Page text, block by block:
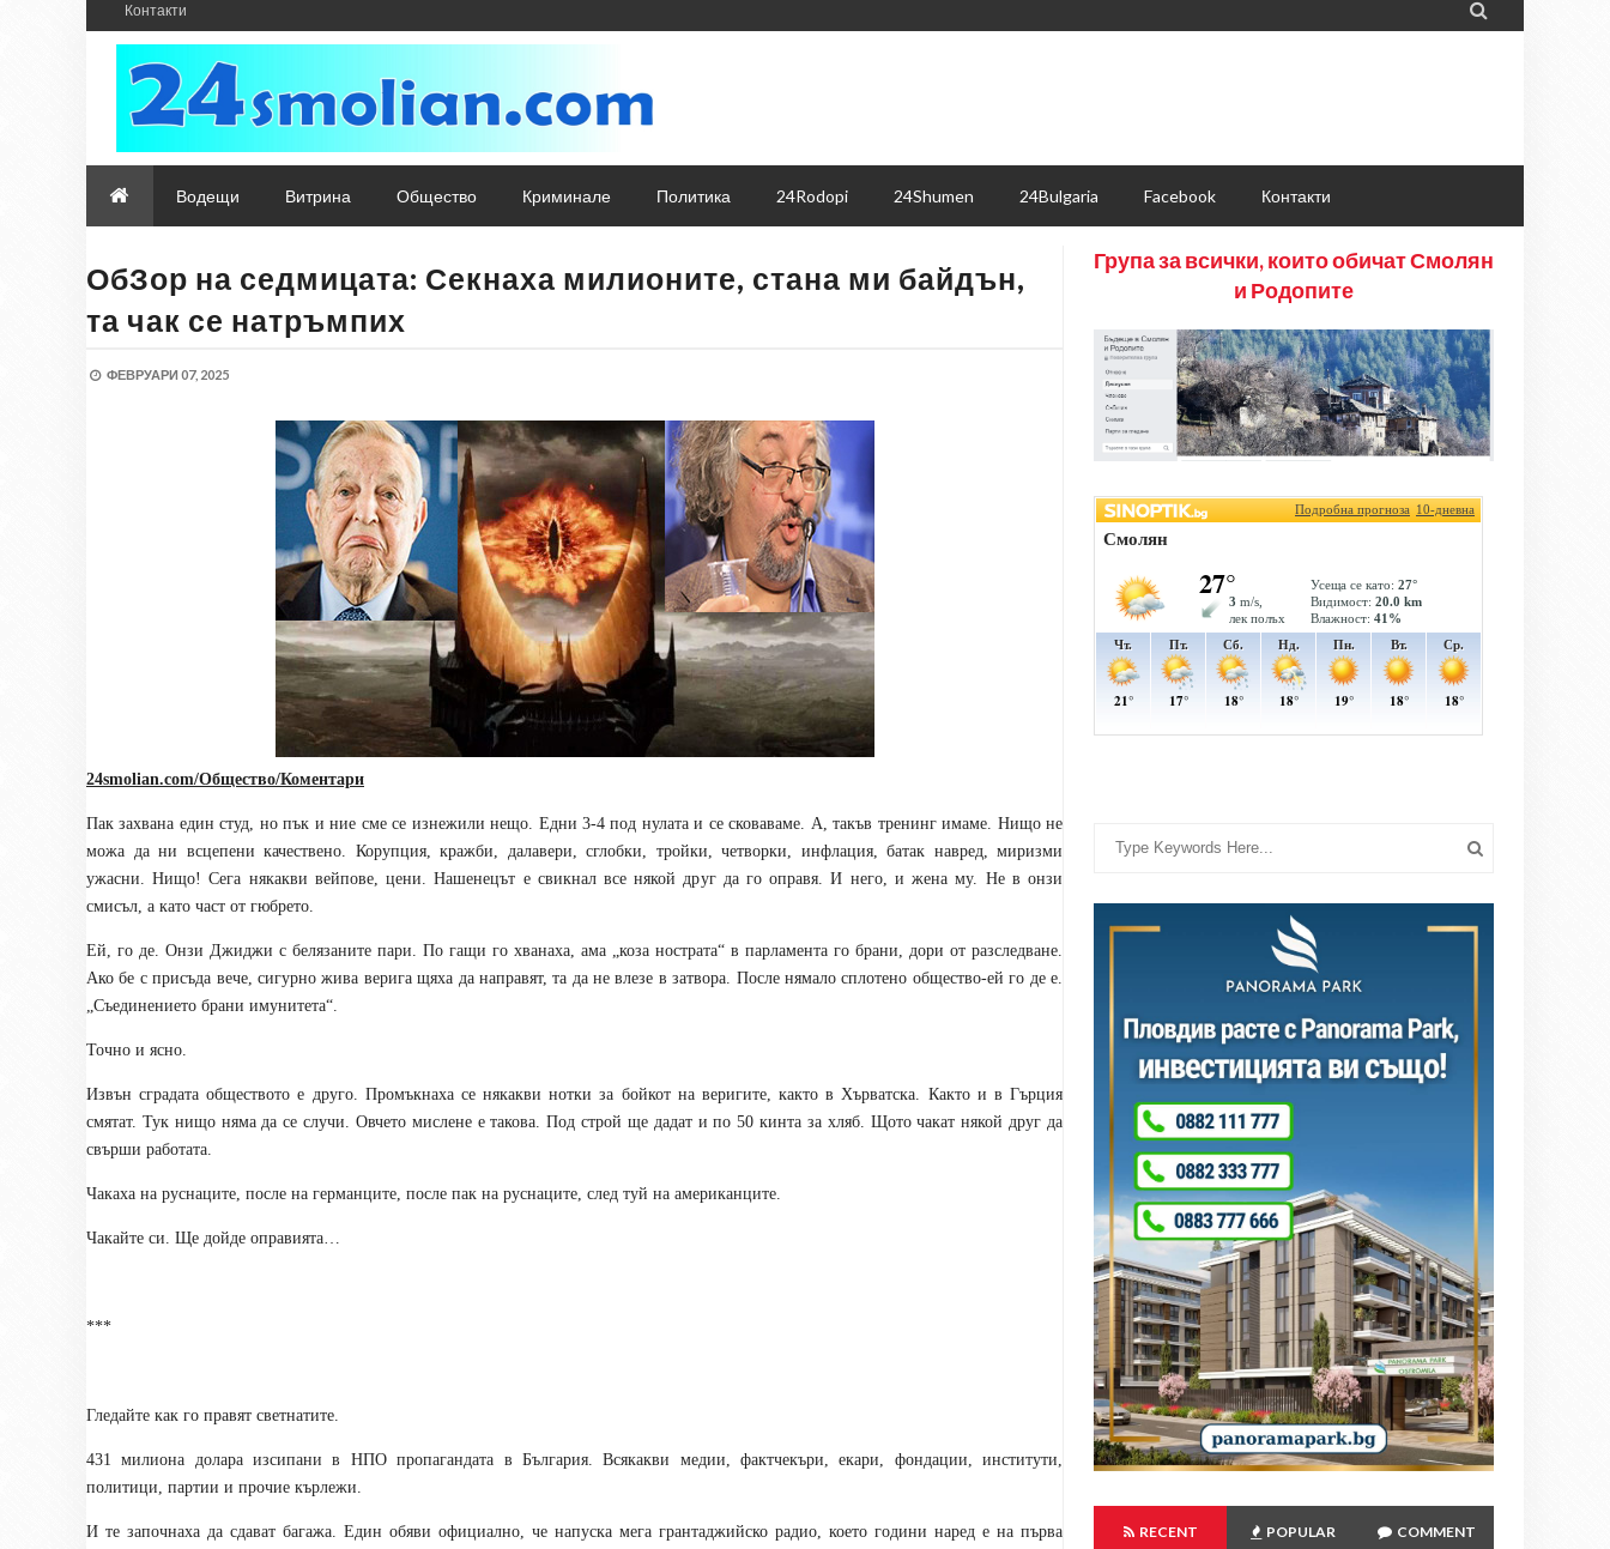
Контакти 
Водещи Витрина Общество Криминале Политика 24Rodopi 24Shumen 24Bulgaria Facebook Контакти
ОбЗор на седмицата: Секнаха милионите, стана ми байдън,
та чак се натръмпих
ФЕВРУАРИ 07, 2025
24smolian.com/Общество/Коментари
Пак захвана един студ, но пък и ние сме се изнежили нещо. Едни 3-4 под нулата и се сковаваме. А, такъв тренинг имаме. Нищо не
можа да ни всцепени качествено. Корупция, кражби, далавери, сглобки, тройки, четворки, инфлация, батак навред, миризми
ужасни. Нищо! Сега някакви вейпове, цени. Нашенецът е свикнал все някой друг да го оправя. И него, и жена му. Не в онзи
смисъл, а като част от гюбрето.
Ей, го де. Онзи Джиджи с белязаните пари. По гащи го хванаха, ама „коза нострата“ в парламента го брани, дори от разследване.
Ако бе с присъда вече, сигурно жива верига щяха да направят, та да не влезе в затвора. После нямало сплотено общество-ей го де е.
„Съединението брани имунитета“.
Точно и ясно.
Извън сградата обществото е друго. Промъкнаха се някакви нотки за бойкот на веригите, както в Хърватска. Както и в Гърция
смятат. Тук нищо няма да се случи. Овчето мислене е такова. Под строй ще дадат и по 50 кинта за хляб. Щото чакат някой друг да
свърши работата.
Чакаха на руснаците, после на германците, после пак на руснаците, след туй на американците.
Чакайте си. Ще дойде оправията…
***
Гледайте как го правят светнатите.
431 милиона долара изсипани в НПО пропагандата в България. Всякакви медии, фактчекъри, екари, фондации, институти,
политици, партии и прочие кърлежи.
И те започнаха да сдават багажа. Един обяви официално, че напуска мега грантаджийско радио, което години наред е на първа
Група за всички, които обичат Смолян
и Родопите
RECENT POPULAR COMMENT